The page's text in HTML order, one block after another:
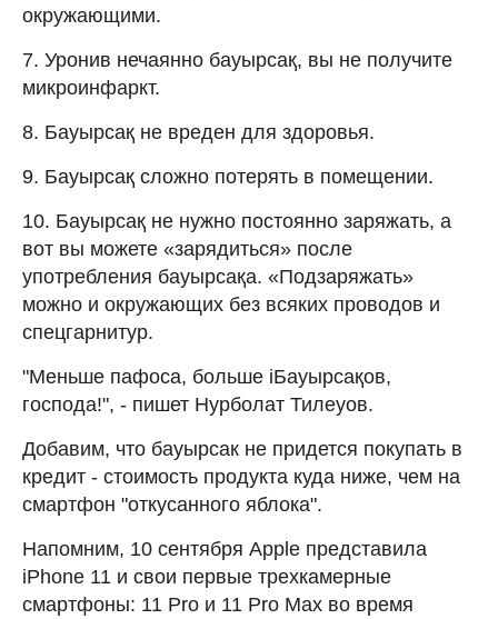
окружающими.
7. Уронив нечаянно бауырсақ, вы не получите
микроинфаркт.
8. Бауырсақ не вреден для здоровья.
9. Бауырсақ сложно потерять в помещении.
10. Бауырсақ не нужно постоянно заряжать, а
вот вы можете «зарядиться» после
употребления бауырсақа. «Подзаряжать»
можно и окружающих без всяких проводов и
спецгарнитур.
"Меньше пафоса, больше iБауырсақов,
господа!", - пишет Нурболат Тилеуов.
Добавим, что бауырсак не придется покупать в
кредит - стоимость продукта куда ниже, чем на
смартфон "откусанного яблока".
Напомним, 10 сентября Apple представила
iPhone 11 и свои первые трехкамерные
смартфоны: 11 Pro и 11 Pro Max во время